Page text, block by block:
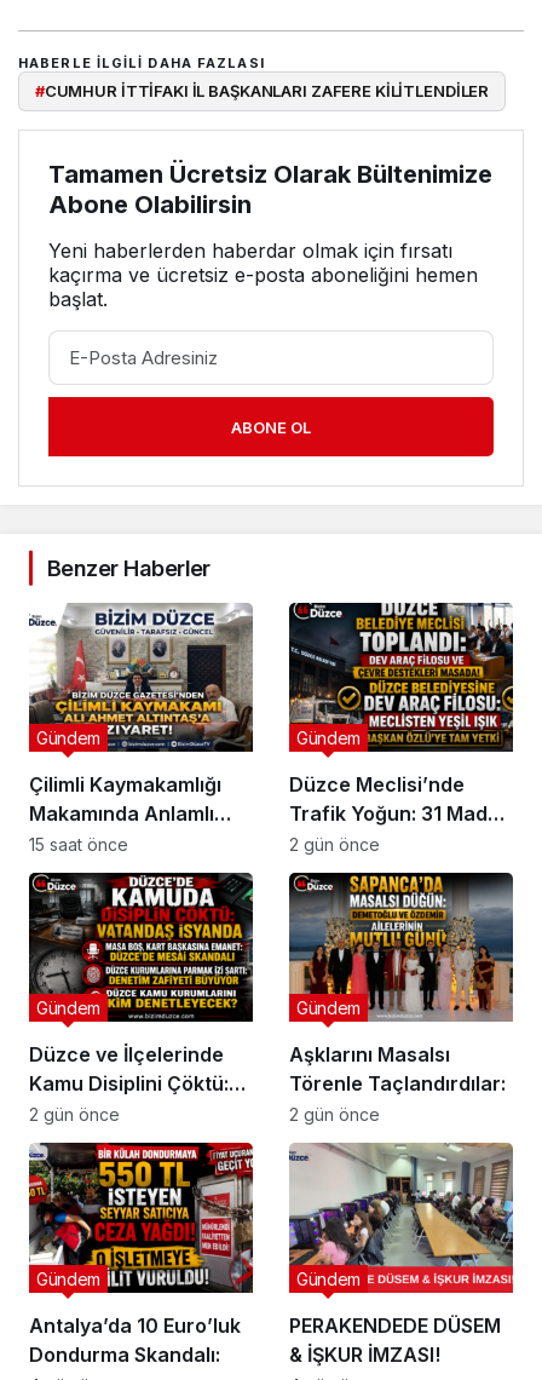
HABERLE ILGILI DAHA FAZLASI
#CUMHUR İTTİFAKI İL BAŞKANLARI ZAFERE KİLİTLENDİLER
Tamamen Ücretsiz Olarak Bültenimize
Abone Olabilirsin
Yeni haberlerden haberdar olmak için fırsatı
kaçırma ve ücretsiz e-posta aboneliğini hemen
başlat.
ABONE OL
Benzer Haberler
Çilimli Kaymakamlığı
Makamında Anlamlı
Buluşma
Gündem
15 saat önce
Düzce Meclisi’nde
Trafik Yoğun: 31 Madde
Masaya Yatırıldı
Gündem
2 gün önce
Düzce ve İlçelerinde
Kamu Disiplini Çöktü:
Vatandaş Biyometrik
Denetim İstiyor!
Gündem
2 gün önce
Aşklarını Masalsı
Törenle Taçlandırdılar:
Gündem
2 gün önce
Antalya’da 10 Euro’luk
Dondurma Skandalı:
Gündem
PERAKENDEDE DÜSEM
& İŞKUR İMZASI!
Gündem